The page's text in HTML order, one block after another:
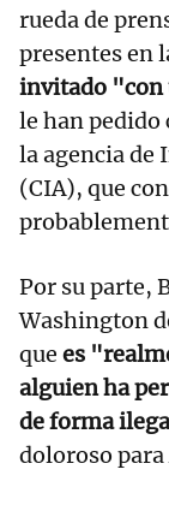
rueda de
presentes en
invitado "con
le han
la agencia de
(CIA), que
Por su parte,
Washington
que es
alguien ha
de forma
doloroso